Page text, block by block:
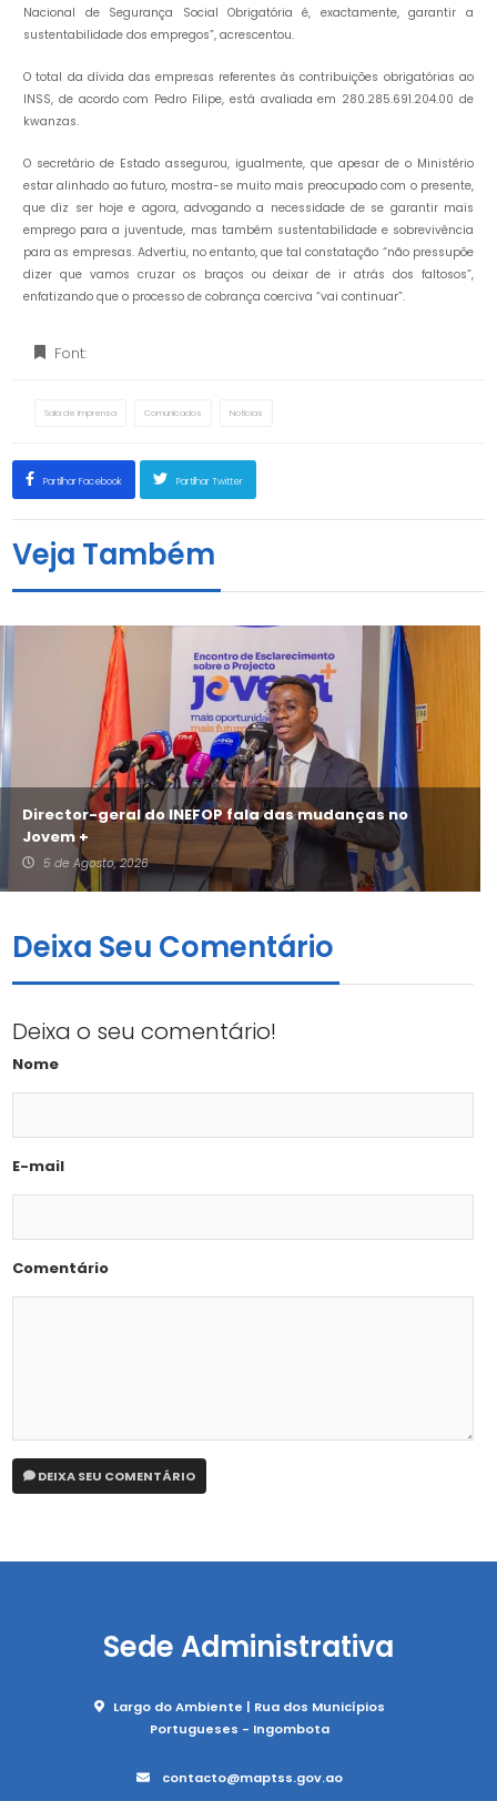
Nacional de Segurança Social Obrigatória é, exactamente, garantir a
sustentabilidade dos empregos”, acrescentou.
O total da dívida das empresas referentes às contribuições obrigatórias ao
INSS, de acordo com Pedro Filipe, está avaliada em 280.285.691.204.00 de
kwanzas.
O secretário de Estado assegurou, igualmente, que apesar de o Ministério
estar alinhado ao futuro, mostra-se muito mais preocupado com o presente,
que diz ser hoje e agora, advogando a necessidade de se garantir mais
emprego para a juventude, mas também sustentabilidade e sobrevivência
para as empresas. Advertiu, no entanto, que tal constatação “não pressupõe
dizer que vamos cruzar os braços ou deixar de ir atrás dos faltosos”,
enfatizando que o processo de cobrança coerciva “vai continuar”.
Font:
Sala de Imprensa Comunicados Notícias
Partilhar Facebook Partilhar Twitter
Veja Também
Director-geral do INEFOP fala das mudanças no
Jovem +
5 de Agosto, 2026
Deixa Seu Comentário
Deixa o seu comentário!
Nome
E-mail
Comentário
DEIXA SEU COMENTÁRIO
Sede Administrativa
Largo do Ambiente | Rua dos Municípios
Portugueses - Ingombota
contacto@maptss.gov.ao